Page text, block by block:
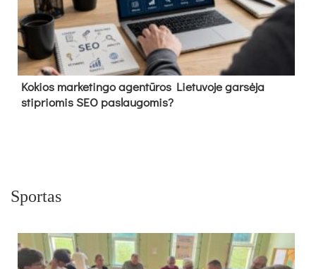
Kokios marketingo agentūros Lietuvoje garsėja
stipriomis SEO paslaugomis?
Sportas